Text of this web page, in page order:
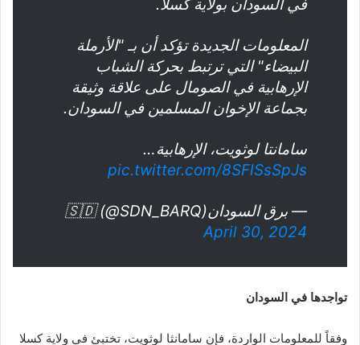
في السودان بولاية كسلا.
المعلومات الجديدة تؤكد أن بـ "الأرملة
البيضاء" التي ترتبط بحركة الشباب
الإرهابية في الصومال على علاقة وثيقة
بجماعة الإخوان المسلمين في السودان.
سامانتا لوثويت، الإرهابية…
pic.twitter.com/8SFlSsSpJs
— برق السودان🇸🇩 (@SDN_BARQ)
April 30, 2024
تواجدها في السودان
وفقاً للمعلومات الواردة، فإن سامانثا لوثويت، تختبئ في ولاية كسلا